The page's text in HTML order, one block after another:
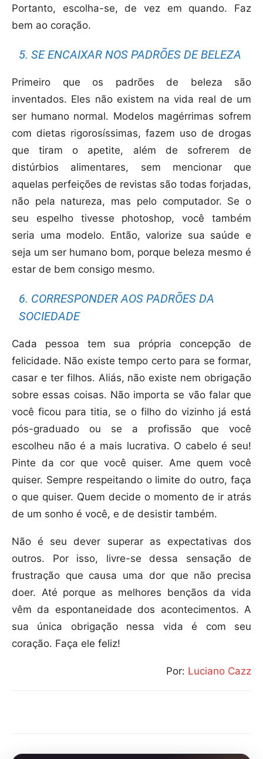
Portanto, escolha-se, de vez em quando. Faz
bem ao coração.
5. SE ENCAIXAR NOS PADRÕES DE BELEZA
Primeiro que os padrões de beleza são
inventados. Eles não existem na vida real de um
ser humano normal. Modelos magérrimas sofrem
com dietas rigorosíssimas, fazem uso de drogas
que tiram o apetite, além de sofrerem de
distúrbios alimentares, sem mencionar que
aquelas perfeições de revistas são todas forjadas,
não pela natureza, mas pelo computador. Se o
seu espelho tivesse photoshop, você também
seria uma modelo. Então, valorize sua saúde e
seja um ser humano bom, porque beleza mesmo é
estar de bem consigo mesmo.
6. CORRESPONDER AOS PADRÕES DA
SOCIEDADE
Cada pessoa tem sua própria concepção de
felicidade. Não existe tempo certo para se formar,
casar e ter filhos. Aliás, não existe nem obrigação
sobre essas coisas. Não importa se vão falar que
você ficou para titia, se o filho do vizinho já está
pós-graduado ou se a profissão que você
escolheu não é a mais lucrativa. O cabelo é seu!
Pinte da cor que você quiser. Ame quem você
quiser. Sempre respeitando o limite do outro, faça
o que quiser. Quem decide o momento de ir atrás
de um sonho é você, e de desistir também.
Não é seu dever superar as expectativas dos
outros. Por isso, livre-se dessa sensação de
frustração que causa uma dor que não precisa
doer. Até porque as melhores bençãos da vida
vêm da espontaneidade dos acontecimentos. A
sua única obrigação nessa vida é com seu
coração. Faça ele feliz!
Por: Luciano Cazz